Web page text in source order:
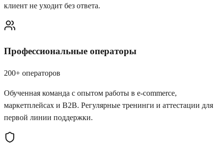
клиент не уходит без ответа.
Профессиональные операторы
200+ операторов
Обученная команда с опытом работы в e-commerce,
маркетплейсах и B2B. Регулярные тренинги и аттестации для
первой линии поддержки.